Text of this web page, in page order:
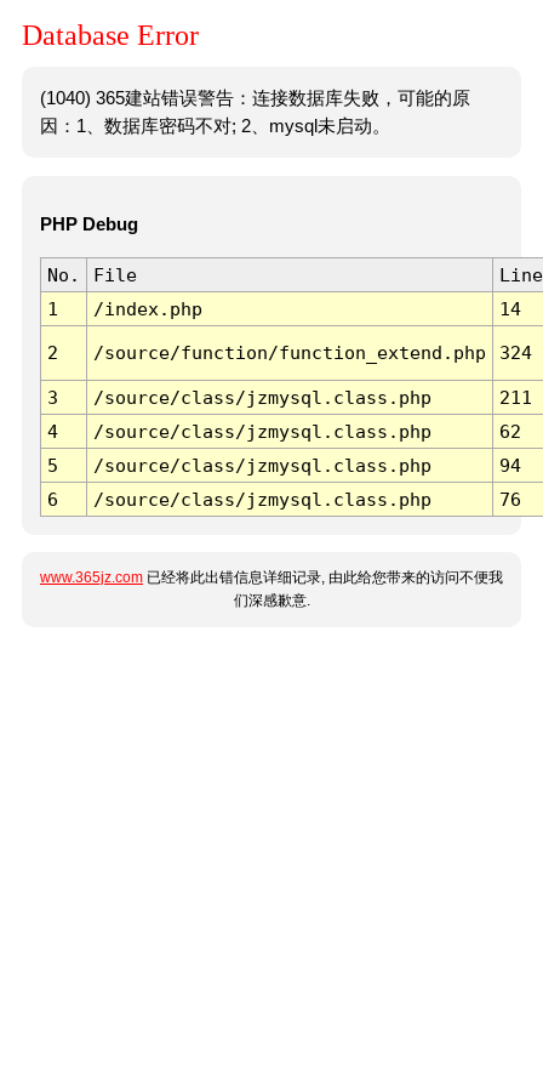
Database Error
(1040) 365建站错误警告：连接数据库失败，可能的原
因：1、数据库密码不对; 2、mysql未启动。
PHP Debug
No. File
Line
1
/index.php 14
2 /source/function/function_extend.php 324
3 /source/class/jzmysql.class.php
211
4
/source/class/jzmysql.class.php
62
5
/source/class/jzmysql.class.php
94
6
/source/class/jzmysql.class.php 76
www.365jz.com 已经将此出错信息详细记录, 由此给您带来的访问不便我
们深感歉意.